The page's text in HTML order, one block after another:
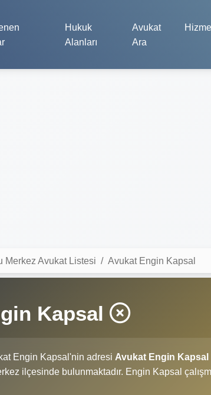
Hukuk
Alanları
Avukat
Ara
Merkez Avukat Listesi Avukat Engin Kapsal
Kapsal
Engin Kapsal'nin adresi Avukat Engin Kapsal
ilçesinde bulunmaktadır. Engin Kapsal